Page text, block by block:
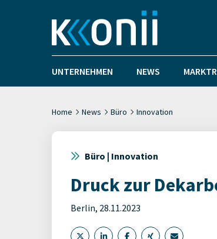
UNTERNEHMEN NEWS
Home News Büro Innovation
Büro | Innovation
Druck zur
Berlin, 28.11.2023